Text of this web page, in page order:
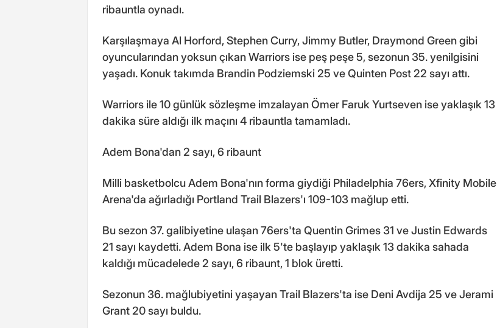
ribauntla oynadı.
Karşılaşmaya Al Horford, Stephen Curry, Jimmy Butler, Draymond Green gibi
oyuncularından yoksun çıkan Warriors ise peş peşe 5, sezonun 35. yenilgisini
yaşadı. Konuk takımda Brandin Podziemski 25 ve Quinten Post 22 sayı attı.
Warriors ile 10 günlük sözleşme imzalayan Ömer Faruk Yurtseven ise yaklaşık 13
dakika süre aldığı ilk maçını 4 ribauntla tamamladı.
Adem Bona'dan 2 sayı, 6 ribaunt
Milli basketbolcu Adem Bona'nın forma giydiği Philadelphia 76ers, Xfinity Mobile
Arena'da ağırladığı Portland Trail Blazers'ı 109-103 mağlup etti.
Bu sezon 37. galibiyetine ulaşan 76ers'ta Quentin Grimes 31 ve Justin Edwards
21 sayı kaydetti. Adem Bona ise ilk 5'te başlayıp yaklaşık 13 dakika sahada
kaldığı mücadelede 2 sayı, 6 ribaunt, 1 blok üretti.
Sezonun 36. mağlubiyetini yaşayan Trail Blazers'ta ise Deni Avdija 25 ve Jerami
Grant 20 sayı buldu.